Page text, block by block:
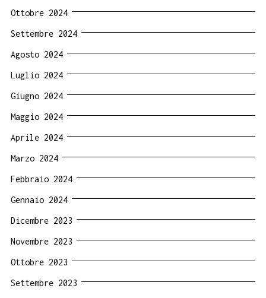
Ottobre 2024
Settembre 2024
Agosto 2024
Luglio 2024
Giugno 2024
Maggio 2024
Aprile 2024
Marzo 2024
Febbraio 2024
Gennaio 2024
Dicembre 2023
Novembre 2023
Ottobre 2023
Settembre 2023